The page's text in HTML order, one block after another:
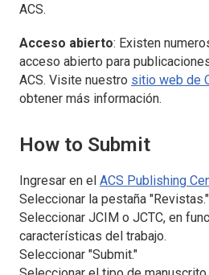
ACS.
Acceso abierto: Existen
acceso abierto para
ACS. Visite nuestro sitio web de
obtener más información.
How to Submit
Ingresar en el ACS Publishing
Seleccionar la pestaña "Revistas."
Seleccionar JCIM o JCTC, en
características del trabajo.
Seleccionar "Submit."